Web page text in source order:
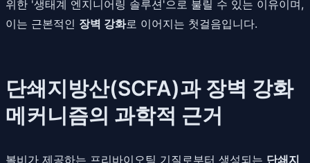
위한 '생태계 엔지니어링 솔루션'으로 불릴 수 있는 이유이며,
이는 근본적인 장벽 강화로 이어지는 첫걸음입니다.
단쇄지방산(SCFA)과 장벽 강화
메커니즘의 과학적 근거
볼비가 제공하는 프리바이오틱 기질로부터 생성되는 단쇄지